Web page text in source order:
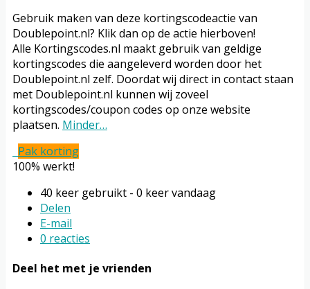
Gebruik maken van deze kortingscodeactie van
Doublepoint.nl? Klik dan op de actie hierboven!
Alle Kortingscodes.nl maakt gebruik van geldige
kortingscodes die aangeleverd worden door het
Doublepoint.nl zelf. Doordat wij direct in contact staan
met Doublepoint.nl kunnen wij zoveel
kortingscodes/coupon codes op onze website
plaatsen. Minder…
Pak korting
100% werkt!
40 keer gebruikt - 0 keer vandaag
Delen
E-mail
0 reacties
Deel het met je vrienden